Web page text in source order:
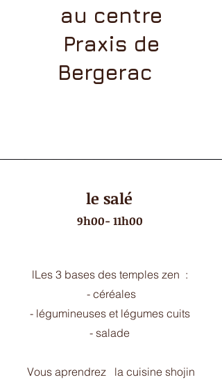
au centre
Praxis de
Bergerac
le salé
9h00- 11h00
lLes 3 bases des temples zen :
- céréales
- légumineuses et légumes cuits
- salade
Vous aprendrez la cuisine shojin